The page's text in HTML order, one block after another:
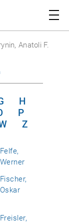
Anatoli F.
H
P
Z
Felfe,
Werner
Fischer,
Oskar
Freisler,